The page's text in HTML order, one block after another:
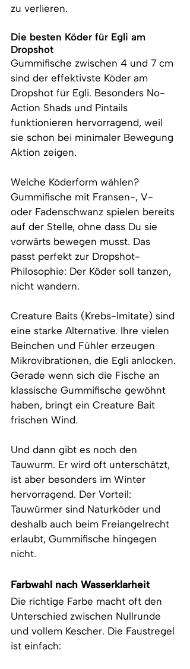
zu verlieren.
Die besten Köder für Egli am
Dropshot
Gummifische zwischen 4 und 7 cm
sind der effektivste Köder am
Dropshot für Egli. Besonders No-
Action Shads und Pintails
funktionieren hervorragend, weil
sie schon bei minimaler Bewegung
Aktion zeigen.
Welche Köderform wählen?
Gummifische mit Fransen-, V-
oder Fadenschwanz spielen bereits
auf der Stelle, ohne dass Du sie
vorwärts bewegen musst. Das
passt perfekt zur Dropshot-
Philosophie: Der Köder soll tanzen,
nicht wandern.
Creature Baits (Krebs-Imitate) sind
eine starke Alternative. Ihre vielen
Beinchen und Fühler erzeugen
Mikrovibrationen, die Egli anlocken.
Gerade wenn sich die Fische an
klassische Gummifische gewöhnt
haben, bringt ein Creature Bait
frischen Wind.
Und dann gibt es noch den
Tauwurm. Er wird oft unterschätzt,
ist aber besonders im Winter
hervorragend. Der Vorteil:
Tauwürmer sind Naturköder und
deshalb auch beim Freiangelrecht
erlaubt, Gummifische hingegen
nicht.
Farbwahl nach Wasserklarheit
Die richtige Farbe macht oft den
Unterschied zwischen Nullrunde
und vollem Kescher. Die Faustregel
ist einfach: